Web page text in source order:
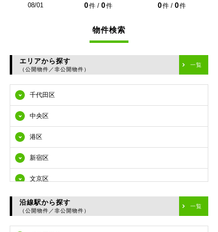
08/01 0件 / 0件 0件 / 0件
物件検索
エリアから探す
（公開物件／非公開物件）
一覧
千代田区
中央区
港区
新宿区
文京区
台東区
沿線駅から探す
（公開物件／非公開物件）
一覧